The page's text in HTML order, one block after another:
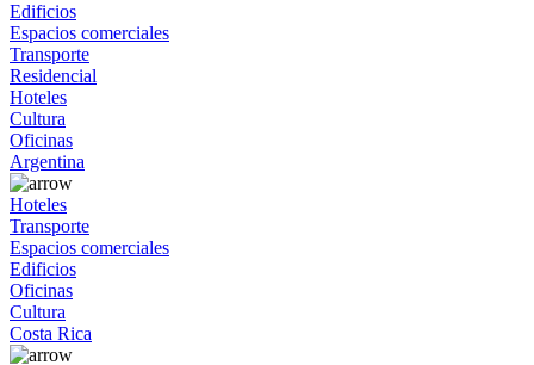
Edificios
Espacios comerciales
Transporte
Residencial
Hoteles
Cultura
Oficinas
Argentina
Hoteles
Transporte
Espacios comerciales
Edificios
Oficinas
Cultura
Costa Rica